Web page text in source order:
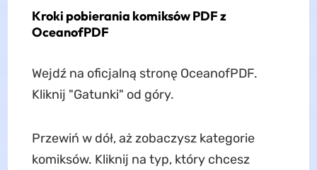
Kroki pobierania komiksów PDF z
OceanofPDF
Wejdź na oficjalną stronę OceanofPDF.
Kliknij "Gatunki" od góry.
Przewiń w dół, aż zobaczysz kategorie
komiksów. Kliknij na typ, który chcesz